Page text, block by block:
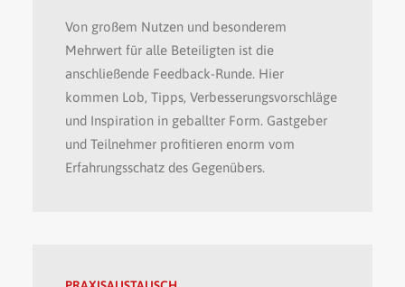
Von großem Nutzen und besonderem
Mehrwert für alle Beteiligten ist die
anschließende Feedback-Runde. Hier
kommen Lob, Tipps, Verbesserungsvorschläge
und Inspiration in geballter Form. Gastgeber
und Teilnehmer profitieren enorm vom
Erfahrungsschatz des Gegenübers.